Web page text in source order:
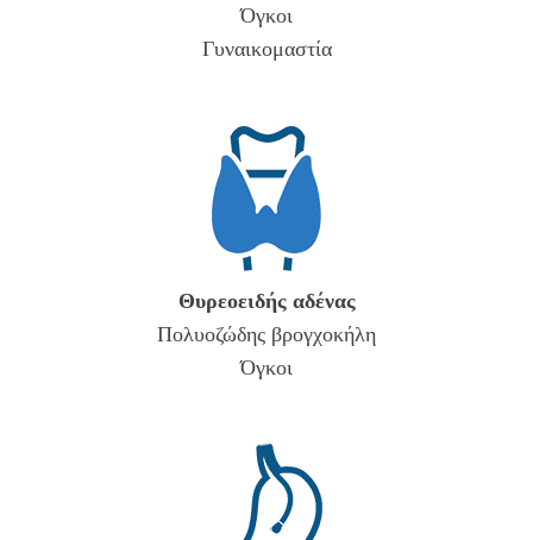
Όγκοι
Γυναικομαστία
Θυρεοειδής αδένας
Πολυοζώδης βρογχοκήλη
Όγκοι